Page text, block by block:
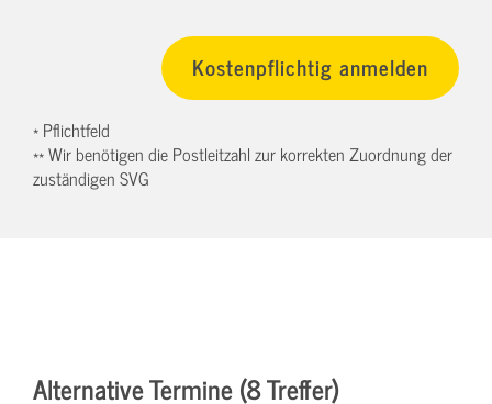
* Pflichtfeld
** Wir benötigen die Postleitzahl zur korrekten Zuordnung der
zuständigen SVG
Alternative Termine (8 Treffer)